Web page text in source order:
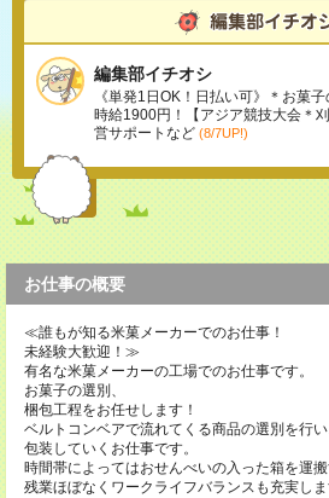
編集部イチオシ
《単発1日OK！日払い可》＊お菓
時給1900円！【アジア競技大会＊
営サポートなど (8/7UP!)
お仕事の概要
≪誰もが知る米菓メーカーでのお仕事！
未経験大歓迎！≫
有名な米菓メーカーの工場でのお仕事です。
お菓子の選別、
梱包工程をお任せします！
ベルトコンベアで流れてくる商品の選別を行い
包装していくお仕事です。
時間帯によってはおせんべいの入った箱を運搬
残業ほぼなくワークライフバランスも充実しま